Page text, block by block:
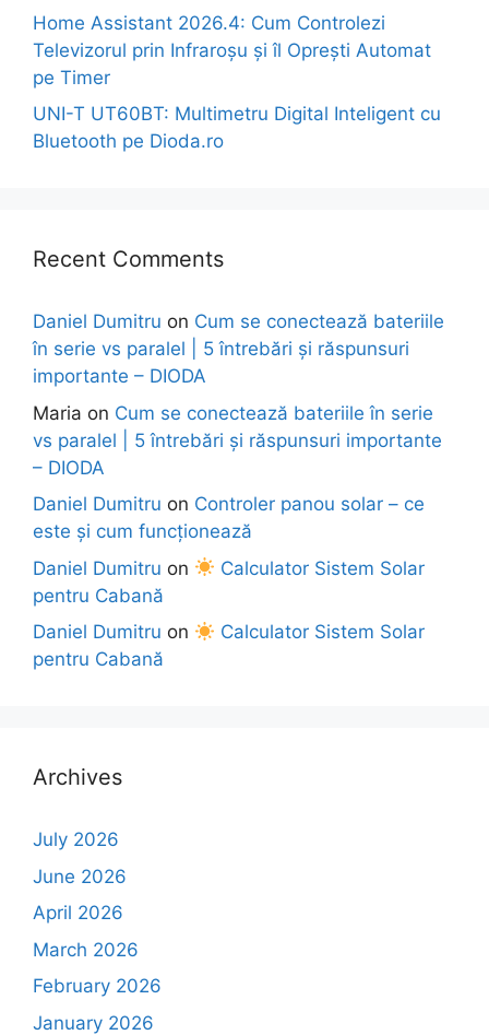
Home Assistant 2026.4: Cum Controlezi
Televizorul prin Infraroșu și îl Oprești Automat
pe Timer
UNI-T UT60BT: Multimetru Digital Inteligent cu
Bluetooth pe Dioda.ro
Recent Comments
Daniel Dumitru on Cum se conectează bateriile
în serie vs paralel | 5 întrebări și răspunsuri
importante – DIODA
Maria on Cum se conectează bateriile în serie
vs paralel | 5 întrebări și răspunsuri importante
– DIODA
Daniel Dumitru on Controler panou solar – ce
este și cum funcționează
Daniel Dumitru on
Calculator Sistem Solar
pentru Cabană
Daniel Dumitru on
Calculator Sistem Solar
pentru Cabană
Archives
July 2026
June 2026
April 2026
March 2026
February 2026
January 2026